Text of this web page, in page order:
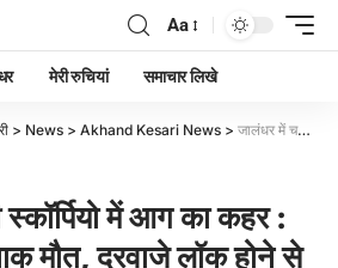
Aa
मेरी रुचियां समाचार लिखे
> News > Akhand Kesari News > जालंधर में चलती स्कॉर्पियो में आग का कहर : ड्राइवर की दर्दनाक मौत, दरवाजे लॉक होने से बाहर नहीं निकल सका; जांच कर रही पुलिस
में आग का कहर :
मौत, दरवाजे लॉक होने से